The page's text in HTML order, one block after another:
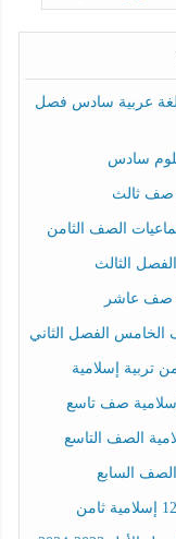
عربية سادس فصل
سادس
صف ثالث
الصف الثامن
الثالث
صف عاشر
الفصل الثاني
تربية إسلامية
صف تاسع
السابع